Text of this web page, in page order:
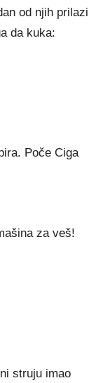
od njih prilazi
da kuka:
Poče Ciga
za veš!
struju imao